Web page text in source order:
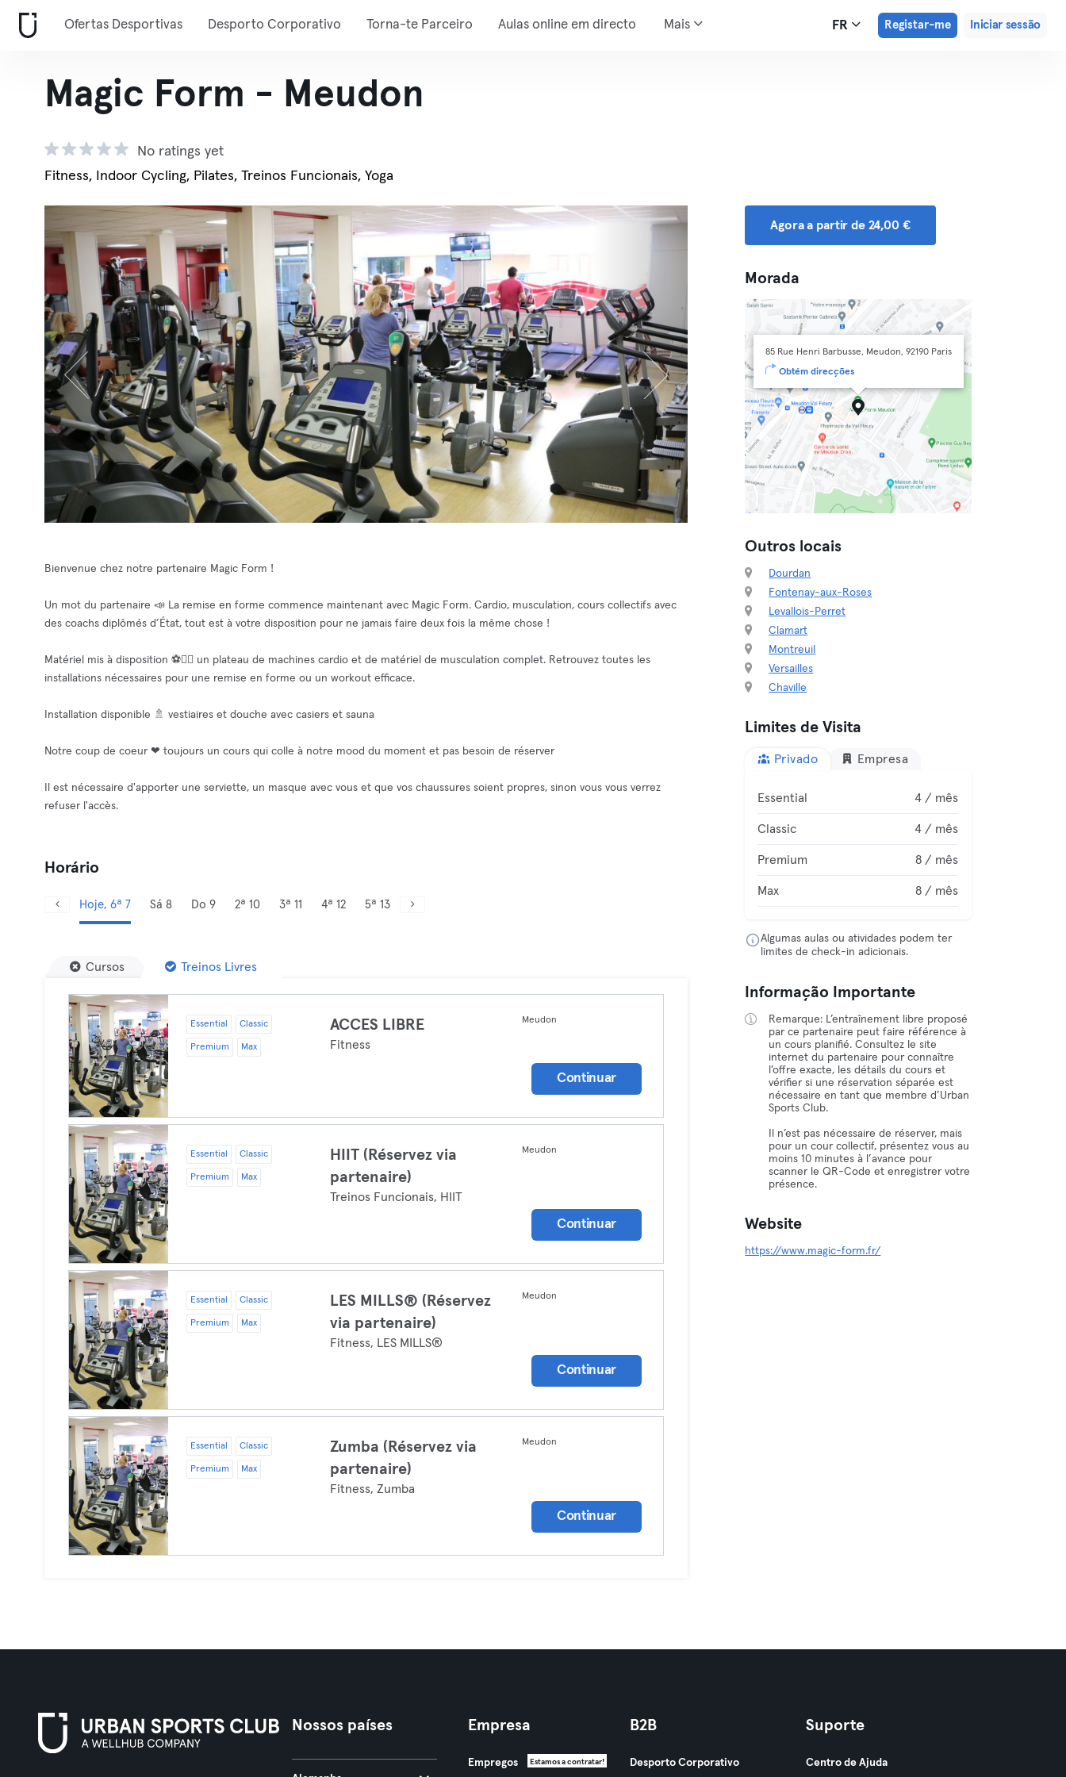
Ofertas Desportivas Desporto Corporativo Torna-te Parceiro Aulas online em directo Mais FR Registar-me Iniciar sessão
Magic Form - Meudon
No ratings yet
Fitness, Indoor Cycling, Pilates, Treinos Funcionais, Yoga
Bienvenue chez notre partenaire Magic Form !
Un mot du partenaire 📣 La remise en forme commence maintenant avec Magic Form. Cardio, musculation, cours collectifs avec
des coachs diplômés d’État, tout est à votre disposition pour ne jamais faire deux fois la même chose !
Matériel mis à disposition ⚽🧘‍♂️ un plateau de machines cardio et de matériel de musculation complet. Retrouvez toutes les
installations nécessaires pour une remise en forme ou un workout efficace.
Installation disponible 🚿 vestiaires et douche avec casiers et sauna
Notre coup de coeur ❤ toujours un cours qui colle à notre mood du moment et pas besoin de réserver
Il est nécessaire d'apporter une serviette, un masque avec vous et que vos chaussures soient propres, sinon vous vous verrez
refuser l'accès.
Horário
Hoje, 6ª 7 Sá 8 Do 9 2ª 10 3ª 11 4ª 12 5ª 13
Cursos Treinos Livres
Essential Classic
Premium Max
ACCES LIBRE
Fitness
Meudon
Continuar
Essential Classic
Premium Max
HIIT (Réservez via
partenaire)
Treinos Funcionais, HIIT
Meudon
Continuar
Essential Classic
Premium Max
LES MILLS® (Réservez
via partenaire)
Fitness, LES MILLS®
Meudon
Continuar
Essential Classic
Premium Max
Zumba (Réservez via
partenaire)
Fitness, Zumba
Meudon
Continuar
Agora a partir de 24,00 €
Morada
85 Rue Henri Barbusse, Meudon, 92190 Paris
Obtém direcções
Outros locais
Dourdan
Fontenay-aux-Roses
Levallois-Perret
Clamart
Montreuil
Versailles
Chaville
Limites de Visita
Privado Empresa
Essential 4 / mês
Classic 4 / mês
Premium 8 / mês
Max 8 / mês
Algumas aulas ou atividades podem ter
limites de check-in adicionais.
Informação Importante
Remarque: L’entraînement libre proposé
par ce partenaire peut faire référence à
un cours planifié. Consultez le site
internet du partenaire pour connaître
l’offre exacte, les détails du cours et
vérifier si une réservation séparée est
nécessaire en tant que membre d’Urban
Sports Club.
Il n’est pas nécessaire de réserver, mais
pour un cour collectif, présentez vous au
moins 10 minutes à l’avance pour
scanner le QR-Code et enregistrer votre
présence.
Website
https://www.magic-form.fr/
Nossos países Empresa
Empregos Estamos a contratar!
B2B
Desporto Corporativo
Suporte
Centro de Ajuda